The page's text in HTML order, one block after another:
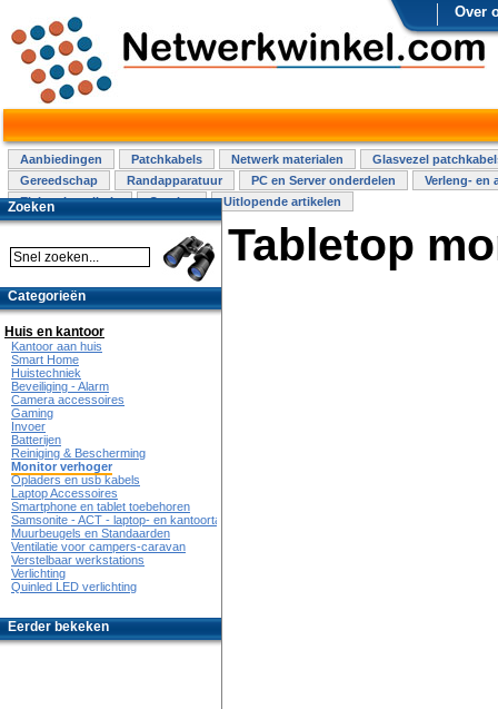
Over
Aanbiedingen Patchkabels Netwerk materialen
Glasvezel
Gereedschap
Randapparatuur PC en Server onderdelen
Verleng- en
Elektra installatie
Overige Uitlopende artikelen
Tabletop
Zoeken
Categorieën
Huis en kantoor
Kantoor aan huis
Smart Home
Huistechniek
Beveiliging - Alarm
Camera accessoires
Gaming
Invoer
Batterijen
Reiniging & Bescherming
Monitor verhoger
Opladers en usb kabels
Laptop Accessoires
Smartphone en tablet toebehoren
Samsonite - ACT - laptop- en kantoortassen
Muurbeugels en Standaarden
Ventilatie voor campers-caravan
Verstelbaar werkstations
Verlichting
Quinled LED verlichting
Eerder bekeken